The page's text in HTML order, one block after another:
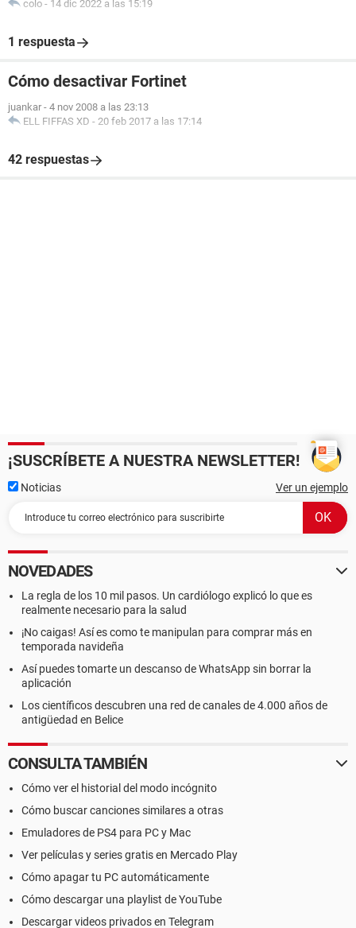
colo - 14 dic 2022 a las 15:19
1 respuesta
Cómo desactivar Fortinet
juankar - 4 nov 2008 a las 23:13
ELL FIFFAS XD - 20 feb 2017 a las 17:14
42 respuestas
¡SUSCRÍBETE A NUESTRA NEWSLETTER!
Noticias Ver un ejemplo
NOVEDADES
La regla de los 10 mil pasos. Un cardiólogo explicó lo que es
realmente necesario para la salud
¡No caigas! Así es como te manipulan para comprar más en
temporada navideña
Así puedes tomarte un descanso de WhatsApp sin borrar la
aplicación
Los científicos descubren una red de canales de 4.000 años de
antigüedad en Belice
CONSULTA TAMBIÉN
Cómo ver el historial del modo incógnito
Cómo buscar canciones similares a otras
Emuladores de PS4 para PC y Mac
Ver películas y series gratis en Mercado Play
Cómo apagar tu PC automáticamente
Cómo descargar una playlist de YouTube
Descargar videos privados en Telegram